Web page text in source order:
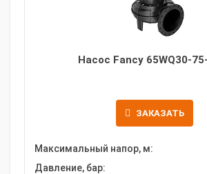
Насос Fancy 65WQ30-
ЗАКАЗАТЬ
Максимальный напор, м:
Давление, бар: